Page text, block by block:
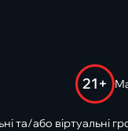
21+
та/або віртуальні